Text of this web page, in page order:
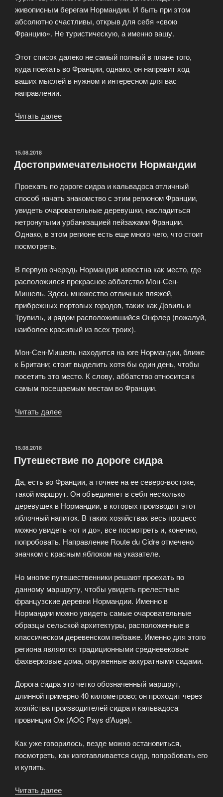
живописным берегам Нормандии. И быть при этом
абсолютно счастливы, открыв для себя «свою
Францию». Не туристическую, а именно вашу.
Этот список далеко не самый полный в плане того,
куда поехать во Франции, однако, он направит ход
ваших мыслей в нужном и интересном для вас
направлении.
Читать далее
кто
во
Францию
впервые»
ОПУБЛИКОВАНО
15.08.2018
Достопримечательности Нормандии
Проехать по дороге сидра и кальвадоса отличный
способ начать знакомство с этим регионом Франции,
увидеть очаровательные деревушки, насладиться
нетронутыми урбанизацией пейзажами Франции.
Однако, в этом регионе есть еще много чего, что стоит
посмотреть.
В первую очередь Нормандия известна как место, где
расположился прекрасное аббатство Мон-Сен-
Мишель. Здесь множество отличных пляжей,
прибрежных портовых городов, таких как Довиль и
Трувиль, и рядом расположившийся Онфлер (пожалуй,
наиболее красивый из всех троих).
Мон-Сен-Мишель находится на юге Нормандии, ближе
к Британи; стоит выделить хотя бы один день, чтобы
посетить это место. К слову, аббатство относится к
самым посещаемым местам во Франции.
Читать далее
ОПУБЛИКОВАНО
15.08.2018
Путешествие по дороге сидра
Да, есть во Франции, а точнее на ее северо-востоке,
такой маршрут. Он объединяет в себя несколько
деревушек в Нормандии, в которых производят этот
яблочный напиток. В таких хозяйствах весь процесс
можно увидеть «от и до», все посмотреть и, конечно,
попробовать. Направление Route du Cidre отмечено
значком с красным яблоком на указателе.
Но многие путешественники решают проехать по
данному маршруту, чтобы увидеть прелестные
французские деревни Нормандии. Именно в
Нормандии можно увидеть самые очаровательные
образцы сельской архитектуры, расположенные в
классическом деревенском пейзаже. Именно для этого
региона являются традиционными средневековые
фахверковые дома, окруженные аккуратными садами.
Дорога сидра это четко обозначенный маршрут,
длинной примерно 40 километрово; он проходит через
хозяйства производителей сидра и кальвадоса
провинции Ож (AOC Pays d’Auge).
Как уже говорилось, везде можно остановиться,
посмотреть, как изготавливается сидр, попробовать его
и купить.
Читать далее